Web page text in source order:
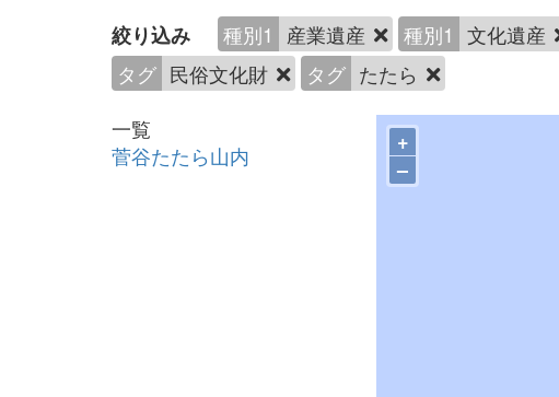
絞り込み 種別1 産業遺産 種別1 文化遺産
タグ 民俗文化財 タグ たたら
一覧
菅谷たたら山内
+
–